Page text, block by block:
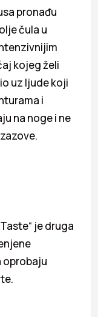
pronađu
čula u
kojeg želi
uz ljude koji
i
na noge i ne
je druga
oprobaju